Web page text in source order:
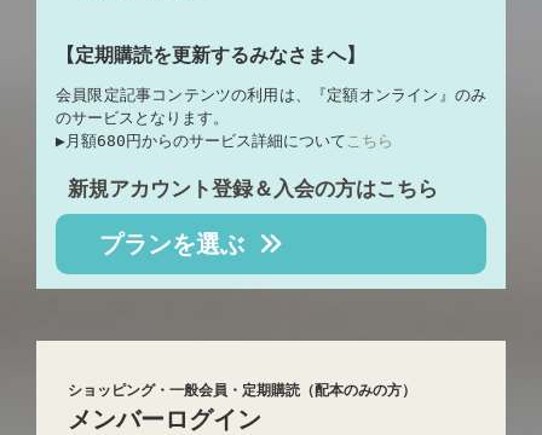
【定期購読を更新するみなさまへ】
会員限定記事コンテンツの利用は、『定額オンライン』のみ
のサービスとなります。
▶︎月額680円からのサービス詳細についてこちら
新規アカウント登録＆入会の方はこちら
プランを選ぶ
ショッピング・一般会員・定期購読（配本のみの方）
メンバーログイン